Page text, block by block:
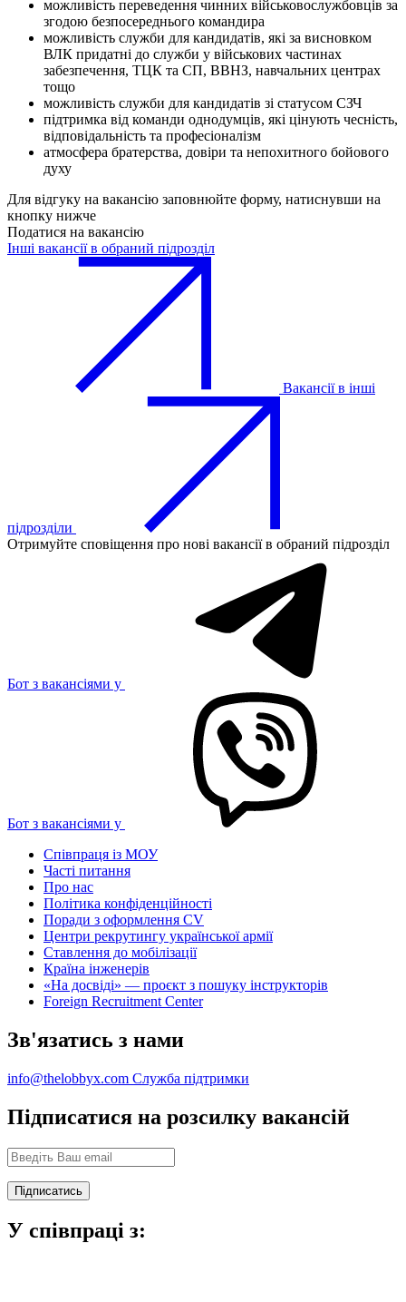
можливість переведення чинних військовослужбовців за
згодою безпосереднього командира
можливість служби для кандидатів, які за висновком
ВЛК придатні до служби у військових частинах
забезпечення, ТЦК та СП, ВВНЗ, навчальних центрах
тощо
можливість служби для кандидатів зі статусом СЗЧ
підтримка від команди однодумців, які цінують чесність,
відповідальність та професіоналізм
атмосфера братерства, довіри та непохитного бойового
духу
Для відгуку на вакансію заповнюйте форму, натиснувши на
кнопку нижче
Податися на вакансію
Інші вакансії в обраний підрозділ
Вакансії в інші
підрозділи
Отримуйте сповіщення про нові вакансії в обраний підрозділ
Бот з вакансіями у
Бот з вакансіями у
Співпраця із МОУ
Часті питання
Про нас
Політика конфіденційності
Поради з оформлення CV
Центри рекрутингу української армії
Ставлення до мобілізації
Країна інженерів
«На досвіді» — проєкт з пошуку інструкторів
Foreign Recruitment Center
Зв'язатись з нами
info@thelobbyx.com Служба підтримки
Підписатися на розсилку вакансій
У співпраці з: